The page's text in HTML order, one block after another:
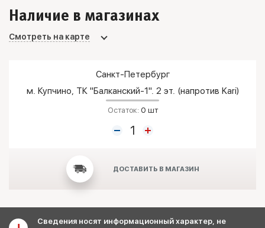
Наличие в магазинах
Смотреть на карте
Санкт-Петербург
м. Купчино, ТК "Балканский-1". 2 эт. (напротив Kari)
Остаток: 0 шт
ДОСТАВИТЬ В МАГАЗИН
Сведения носят информационный характер, не